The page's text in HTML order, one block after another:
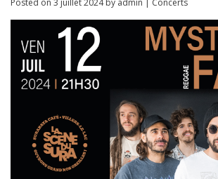
Posted on 3 juillet 2024by admin | Concerts